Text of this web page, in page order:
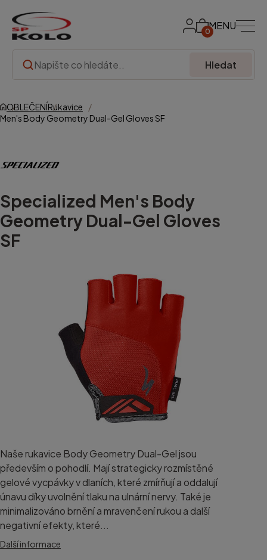
0MENU
Hledat
OBLEČENÍRukavice
Men's Body Geometry Dual-Gel Gloves SF
Specialized Men's Body
Geometry Dual-Gel Gloves
SF
Naše rukavice Body Geometry Dual-Gel jsou
především o pohodlí. Mají strategicky rozmístěné
gelové vycpávky v dlaních, které zmírňují a oddalují
únavu díky uvolnění tlaku na ulnární nervy. Také je
minimalizováno brnění a mravenčení rukou a další
negativní efekty, které...
Další informace